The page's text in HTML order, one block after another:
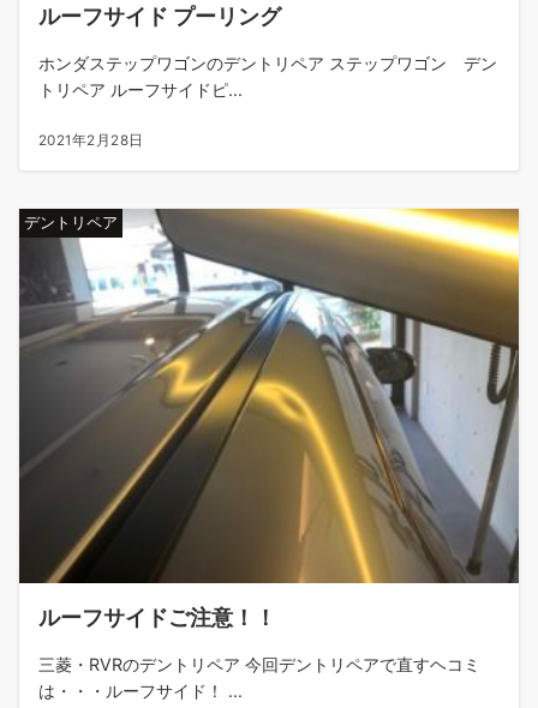
ルーフサイド プーリング
ホンダステップワゴンのデントリペア ステップワゴン デン
トリペア ルーフサイドピ...
2021年2月28日
デントリペア
ルーフサイドご注意！！
三菱・RVRのデントリペア 今回デントリペアで直すヘコミ
は・・・ルーフサイド！ ...